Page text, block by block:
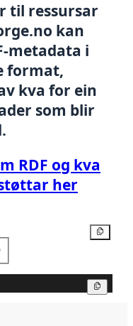
til ressursar
kan
metadata i
format,
kva for ein
som blir
RDF og kva
her